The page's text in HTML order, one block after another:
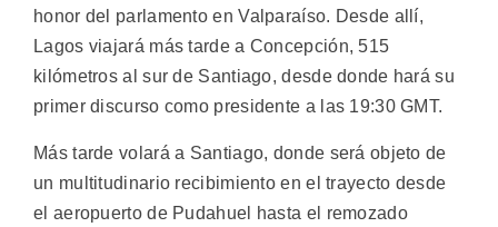
honor del parlamento en Valparaíso. Desde allí,
Lagos viajará más tarde a Concepción, 515
kilómetros al sur de Santiago, desde donde hará su
primer discurso como presidente a las 19:30 GMT.
Más tarde volará a Santiago, donde será objeto de
un multitudinario recibimiento en el trayecto desde
el aeropuerto de Pudahuel hasta el remozado